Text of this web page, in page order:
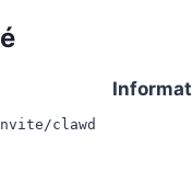
clawd